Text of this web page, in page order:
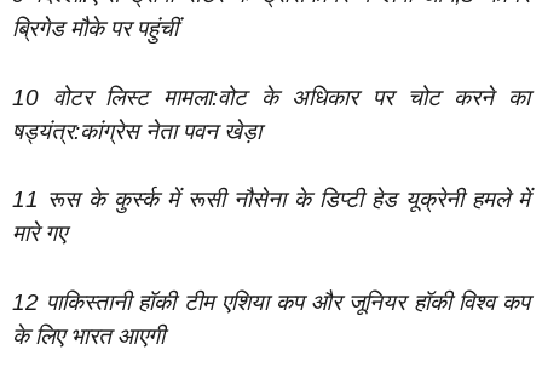
ब्रिगेड मौके पर पहुंचीं
10 वोटर लिस्ट मामला:वोट के अधिकार पर चोट करने का
षड्यंत्र:कांग्रेस नेता पवन खेड़ा
11 रूस के कुर्स्क में रूसी नौसेना के डिप्टी हेड यूक्रेनी हमले में
मारे गए
12 पाकिस्तानी हॉकी टीम एशिया कप और जूनियर हॉकी विश्व कप
के लिए भारत आएगी